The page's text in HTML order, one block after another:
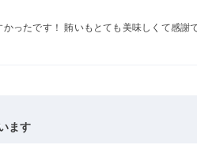
ったです！ 賄いもとても美味しくて感謝
ます